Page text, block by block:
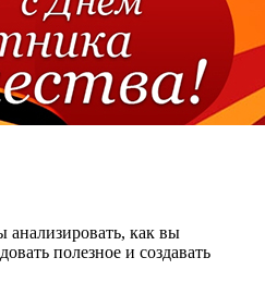
анализировать, как вы
полезное и создавать